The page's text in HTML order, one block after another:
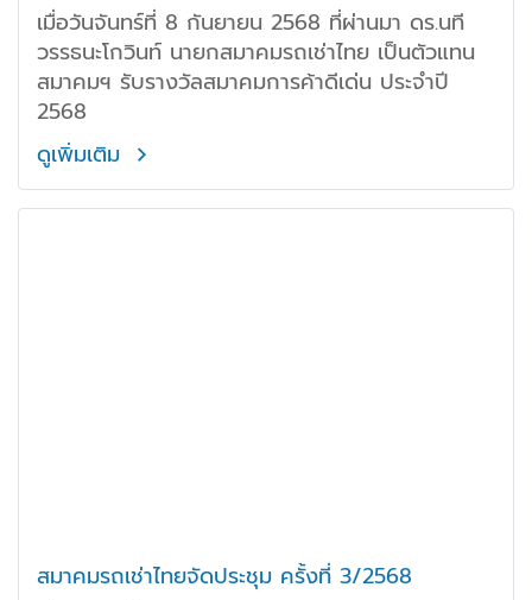
เมื่อวันจันทร์ที่ 8 กันยายน 2568 ที่ผ่านมา ดร.นที
วรรธนะโกวินท์ นายกสมาคมรถเช่าไทย เป็นตัวแทน
สมาคมฯ รับรางวัลสมาคมการค้าดีเด่น ประจำปี
2568
ดูเพิ่มเติม
สมาคมรถเช่าไทยจัดประชุม ครั้งที่ 3/2568